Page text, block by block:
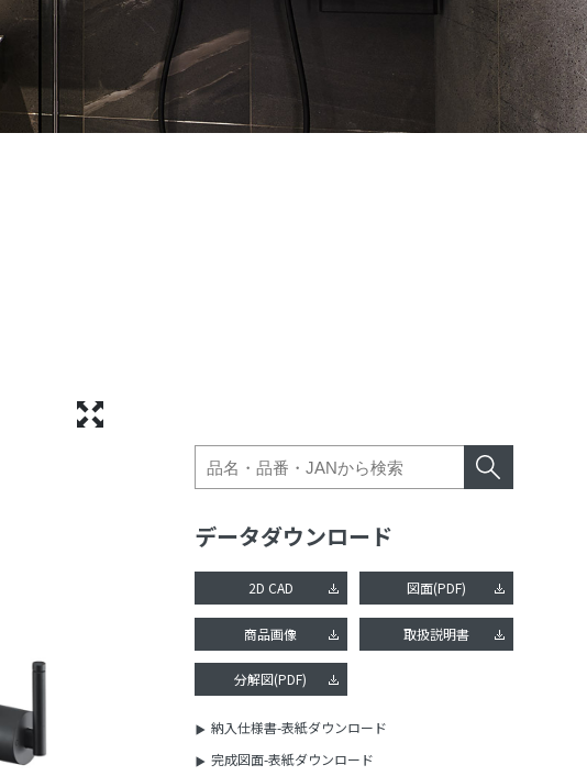
データダウンロード
2D CAD 図面(PDF)
商品画像 取扱説明書
分解図(PDF)
納入仕様書-表紙ダウンロード
完成図面-表紙ダウンロード